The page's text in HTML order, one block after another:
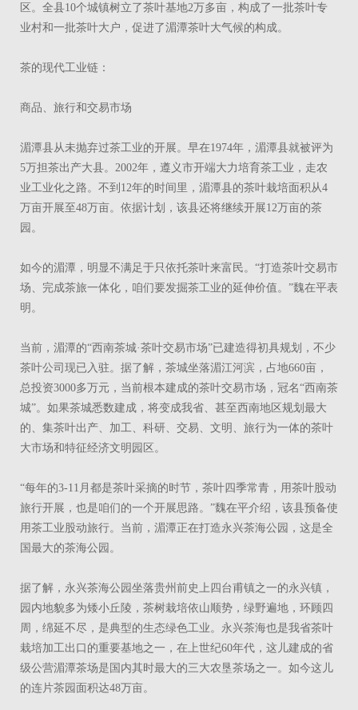
区。全县10个城镇树立了茶叶基地2万多亩，构成了一批茶叶专
业村和一批茶叶大户，促进了湄潭茶叶大气候的构成。
茶的现代工业链：
商品、旅行和交易市场
湄潭县从未抛弃过茶工业的开展。早在1974年，湄潭县就被评为
5万担茶出产大县。2002年，遵义市开端大力培育茶工业，走农
业工业化之路。不到12年的时间里，湄潭县的茶叶栽培面积从4
万亩开展至48万亩。依据计划，该县还将继续开展12万亩的茶
园。
如今的湄潭，明显不满足于只依托茶叶来富民。“打造茶叶交易市
场、完成茶旅一体化，咱们要发掘茶工业的延伸价值。”魏在平表
明。
当前，湄潭的“西南茶城·茶叶交易市场”已建造得初具规划，不少
茶叶公司现已入驻。据了解，茶城坐落湄江河滨，占地660亩，
总投资3000多万元，当前根本建成的茶叶交易市场，冠名“西南茶
城”。如果茶城悉数建成，将变成我省、甚至西南地区规划最大
的、集茶叶出产、加工、科研、交易、文明、旅行为一体的茶叶
大市场和特征经济文明园区。
“每年的3-11月都是茶叶采摘的时节，茶叶四季常青，用茶叶股动
旅行开展，也是咱们的一个开展思路。”魏在平介绍，该县预备使
用茶工业股动旅行。当前，湄潭正在打造永兴茶海公园，这是全
国最大的茶海公园。
据了解，永兴茶海公园坐落贵州前史上四台甫镇之一的永兴镇，
园内地貌多为矮小丘陵，茶树栽培依山顺势，绿野遍地，环顾四
周，绵延不尽，是典型的生态绿色工业。永兴茶海也是我省茶叶
栽培加工出口的重要基地之一，在上世纪60年代，这儿建成的省
级公营湄潭茶场是国内其时最大的三大农垦茶场之一。如今这儿
的连片茶园面积达48万亩。